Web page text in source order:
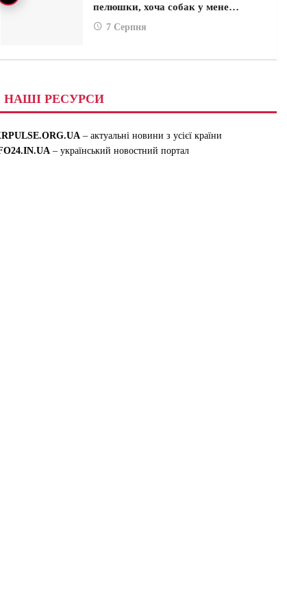
пелюшки, хоча собак у мене…
7 Серпня
НАШІ РЕСУРСИ
– актуальні новини з усієї країни
– український новостний портал